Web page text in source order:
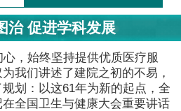
治 促进学科发展
，始终坚持提供优质医疗服
我们讲述了建院之初的不易，
划：以这61年为新的起点，全
全国卫生与健康大会重要讲话